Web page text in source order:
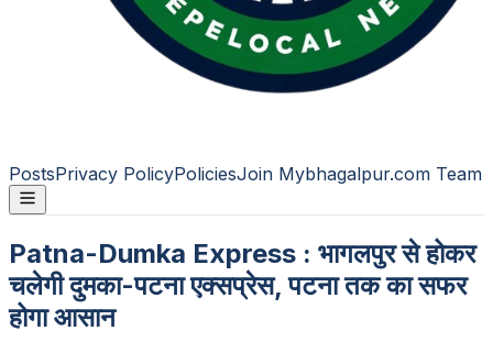
PostsPrivacy PolicyPoliciesJoin Mybhagalpur.com Team
Patna-Dumka Express : भागलपुर से होकर
चलेगी दुमका-पटना एक्सप्रेस, पटना तक का सफर
होगा आसान